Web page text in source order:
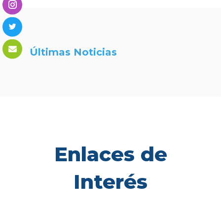
Últimas Noticias
Enlaces de
Interés